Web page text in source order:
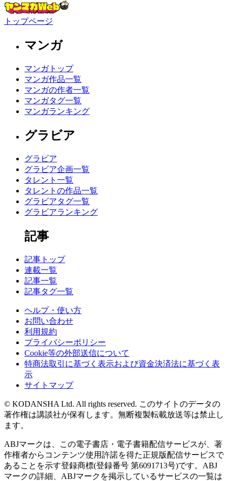
トップページ
マンガ
マンガトップ
マンガ作品一覧
マンガの作者一覧
マンガタグ一覧
マンガランキング
グラビア
グラビア
グラビア企画一覧
タレント一覧
タレントの作品一覧
グラビアタグ一覧
グラビアランキング
記事
記事トップ
連載一覧
記事一覧
記事タグ一覧
ヘルプ・使い方
お問い合わせ
利用規約
プライバシーポリシー
Cookie等の外部送信について
特商法取引に基づく表示および資金決済法に基づく表
示
サイトマップ
© KODANSHA Ltd. All rights reserved. このサイトのデータの
著作権は講談社が保有します。無断複製転載放送等は禁止し
ます。
ABJマークは、この電子書店・電子書籍配信サービスが、著
作権者からコンテンツ使用許諾を得た正規版配信サービスで
あることを示す登録商標(登録番号 第6091713号)です。ABJ
マークの詳細、ABJマークを掲示しているサービスの一覧は